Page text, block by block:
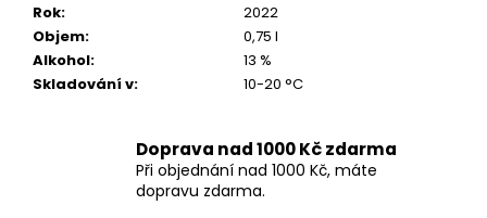
Rok:
2022
Objem:
0,75 l
Alkohol:
13 %
Skladování v: 10-20 °C
Doprava nad 1000 Kč zdarma
Při objednání nad 1000 Kč, máte
dopravu zdarma.
DÁRKOVÉ
BALENÍ
NA